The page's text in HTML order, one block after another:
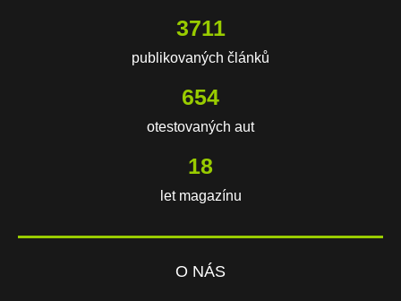
3711
publikovaných článků
654
otestovaných aut
18
let magazínu
O NÁS